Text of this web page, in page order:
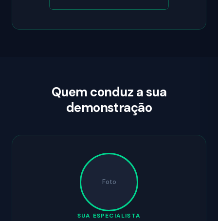
Quem conduz a sua
demonstração
Foto
SUA ESPECIALISTA